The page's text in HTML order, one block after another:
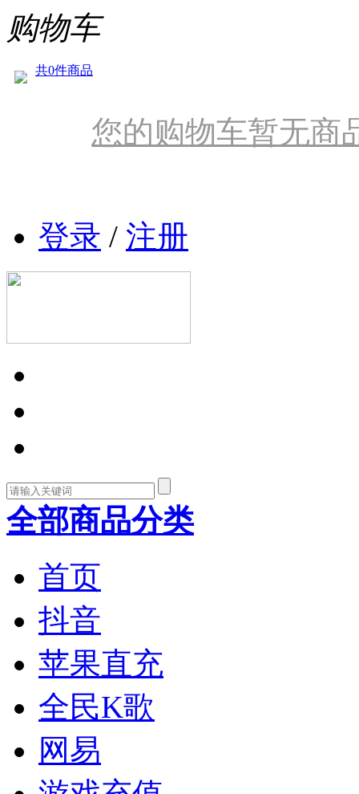
购物车
共0件商品
您的购物车暂无商
登录 / 注册
全部商品分类
首页
抖音
苹果直充
全民K歌
网易